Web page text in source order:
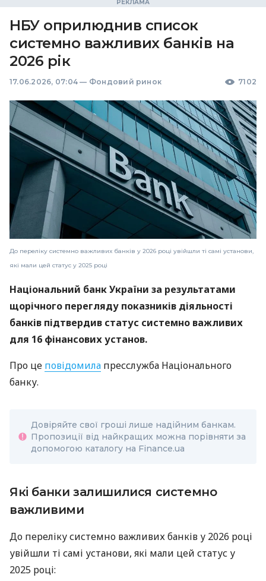
НБУ оприлюднив список
системно важливих банків на
2026 рік
17.06.2026, 07:04 — Фондовий ринок 7102
До переліку системно важливих банків у 2026 році увійшли ті самі установи,
які мали цей статус у 2025 році
Національний банк України за результатами
щорічного перегляду показників діяльності
банків підтвердив статус системно важливих
для 16 фінансових установ.
Про це повідомила пресслужба Національного
банку.
Довіряйте свої гроші лише надійним банкам.
Пропозиції від найкращих можна порівняти за
допомогою каталогу на Finance.ua
Які банки залишилися системно
важливими
До переліку системно важливих банків у 2026 році
увійшли ті самі установи, які мали цей статус у
2025 році: